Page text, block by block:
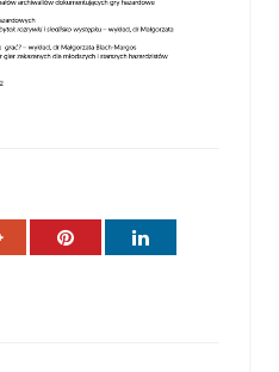
Google+ Pinterest LinkedIn